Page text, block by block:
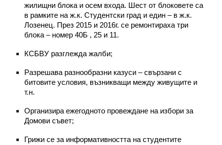
жилищни блока и осем входа. Шест от блоковете са
в рамките на ж.к. Студентски град и един – в ж.к.
Лозенец. През 2015 и 2016г. се ремонтираха три
блока – номер 40Б , 25 и 11.
КСБВУ разглежда жалби;
Разрешава разнообразни казуси – свързани с
битовите условия, възникващи между живущите и
т.н.
Организира ежегодното провеждане на избори за
Домови съвет;
Грижи се за информативността на студентите